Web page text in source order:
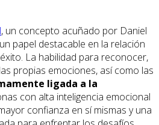
, un concepto acuñado por Daniel
papel destacable en la relación
La habilidad para reconocer,
propias emociones, así como las
ligada a la
con alta inteligencia emocional
confianza en sí mismas y una